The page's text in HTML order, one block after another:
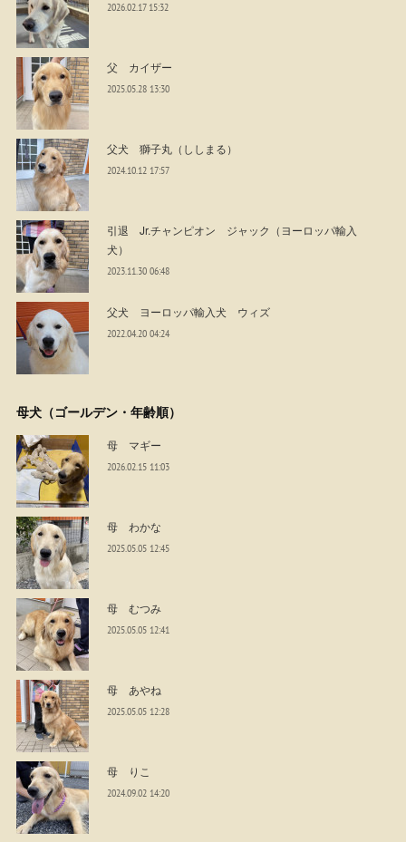
2026.02.17 15:32
父 カイザー
2025.05.28 13:30
父犬 獅子丸（ししまる）
2024.10.12 17:57
引退 Jr.チャンピオン ジャック（ヨーロッパ輸入
犬）
2023.11.30 06:48
父犬 ヨーロッパ輸入犬 ウィズ
2022.04.20 04:24
母犬（ゴールデン・年齢順）
母 マギー
2026.02.15 11:03
母 わかな
2025.05.05 12:45
母 むつみ
2025.05.05 12:41
母 あやね
2025.05.05 12:28
母 りこ
2024.09.02 14:20